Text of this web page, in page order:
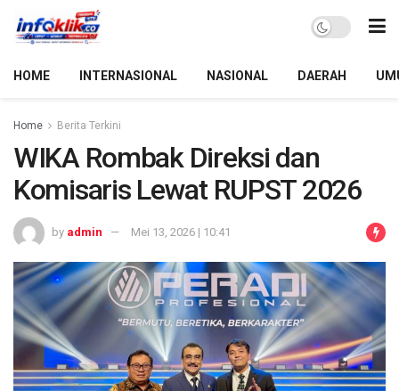
HOME INTERNASIONAL NASIONAL DAERAH
Home Berita Terkini
WIKA Rombak Direksi dan
Komisaris Lewat RUPST 2026
by admin Mei 13, 2026 | 10:41